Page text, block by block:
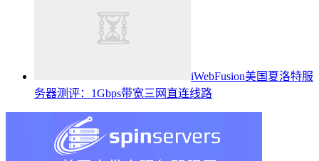
iWebFusion美国夏洛特服
务器测评：1Gbps带宽三网直连线路